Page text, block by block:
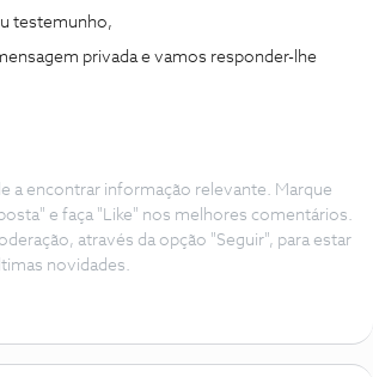
testemunho,
privada e vamos responder-lhe
a encontrar informação relevante. Marque
e faça "Like" nos melhores comentários.
através da opção "Seguir", para estar
novidades.